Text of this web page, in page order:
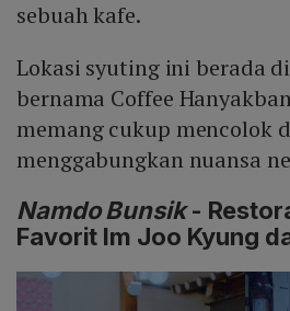
sebuah kafe.
Lokasi syuting ini berada
bernama Coffee
memang cukup mencolok
menggabungkan nuansa
Namdo Bunsik-
Favorit Im Joo Kyung